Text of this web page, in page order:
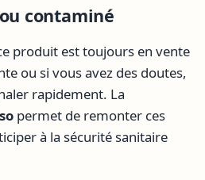
contaminé
produit est toujours en vente
ou si vous avez des doutes,
rapidement. La
permet de remonter ces
à la sécurité sanitaire